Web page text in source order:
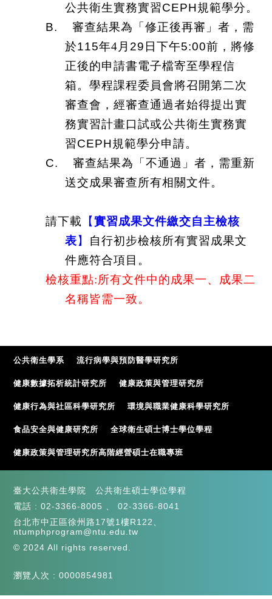
公共衛生實務實習CEPH規範學分。
B.
審查結果為「修正後再審」者，需
於115年4 月 29 日下午5:00前，將修
正後的申請書電子檔寄至學程信
箱。學程課程委員會將召開第二次
審查會，經審查通過者始得提出實
務實習計畫口試或公共衛生實務實
習CEPH規範學分申請。
C.
審查結果為「不通過」者，需重新
送交成果審查所有相關文件。
請下載 【實習成果文件繳交自主檢核
表】 自行初步檢核所有實習成果文
件應符合項目。
檢核重點:所有文件中的成果一、成果二
名稱皆需一致。
公共衛生學系 流行病學與預防醫學研究所
健康數據拓析統計研究所 健康政策與管理研究所
健康行為與社區科學研究所 環境與職業健康科學研究所
食品安全與健康研究所 全球衛生碩士博士學位學程
健康政策與管理研究所高階經營碩士在職專班
臺大公共衛生學院 公共衛生碩士學位學程
電話 :02-3366-8005 、02-3366-8041
台北市中正區徐州路17號1樓R122、
ntumphprogram@ntu.edu.tw
© 2024 All rights reserved.
瀏覽人次 : 0000854981